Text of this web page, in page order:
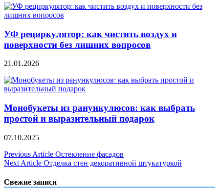
УФ рециркулятор: как чистить воздух и
поверхности без лишних вопросов
21.01.2026
Монобукеты из ранункулюсов: как выбрать
простой и выразительный подарок
07.10.2025
Навигация
по
записям
Previous Article Остекление фасадов
Next Article Отделка стен декоративной штукатуркой
Свежие записи